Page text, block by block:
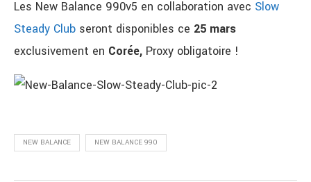
Les New Balance 990v5 en collaboration avec Slow
Steady Club seront disponibles ce 25 mars
exclusivement en Corée, Proxy obligatoire !
NEW BALANCE NEW BALANCE 990